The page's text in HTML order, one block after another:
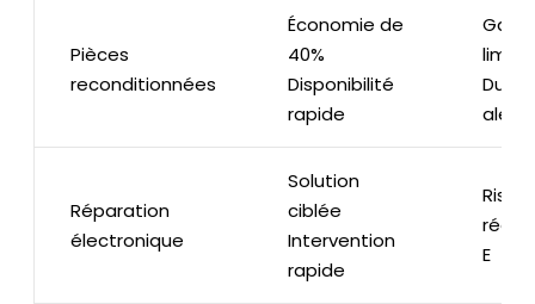
Pièces
reconditionnées
Économie de
40%
Disponibilité
rapide
Réparation
électronique
Solution
ciblée
Intervention
rapide
E